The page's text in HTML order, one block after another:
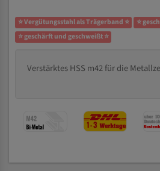
⭐ Vergütungsstahl als Trägerband ⭐
⭐
⭐ geschärft und geschweißt ⭐
Verstärktes HSS m42 für die